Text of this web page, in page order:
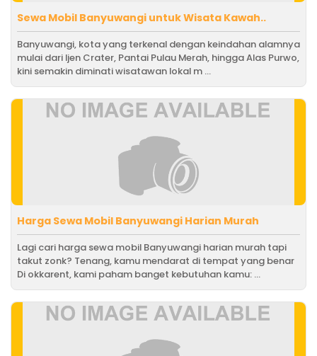
Sewa Mobil Banyuwangi untuk Wisata Kawah..
Banyuwangi, kota yang terkenal dengan keindahan alamnya
mulai dari Ijen Crater, Pantai Pulau Merah, hingga Alas Purwo,
kini semakin diminati wisatawan lokal m ...
Harga Sewa Mobil Banyuwangi Harian Murah
Lagi cari harga sewa mobil Banyuwangi harian murah tapi
takut zonk? Tenang, kamu mendarat di tempat yang benar
Di okkarent, kami paham banget kebutuhan kamu: ...